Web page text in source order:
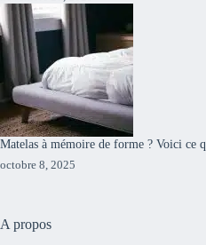
Matelas à mémoire de forme ? Voici ce
octobre 8, 2025
A propos